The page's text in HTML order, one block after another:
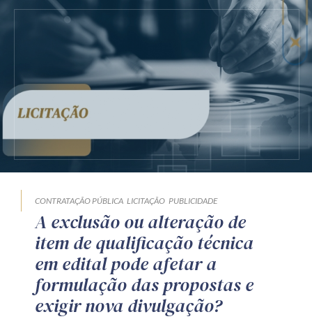
CONTRATAÇÃO PÚBLICA LICITAÇÃO PUBLICIDADE
A exclusão ou alteração de
item de qualificação técnica
em edital pode afetar a
formulação das propostas e
exigir nova divulgação?